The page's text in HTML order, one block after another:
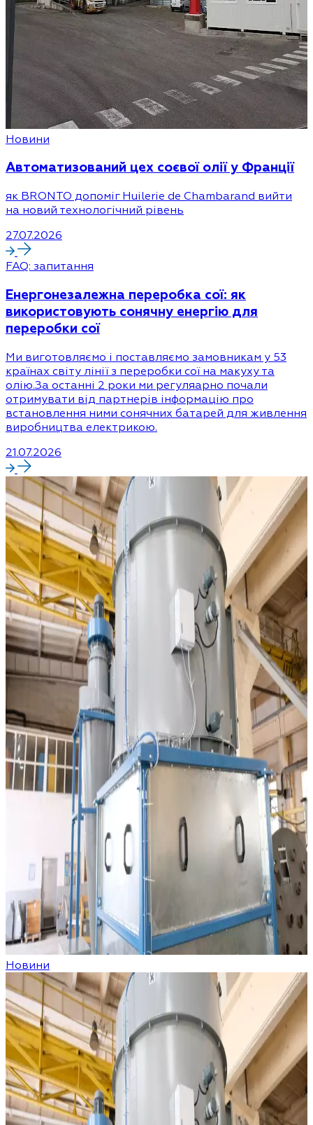
Новини
Автоматизований цех соєвої олії у Франції
як BRONTO допоміг Huilerie de Chambarand вийти
на новий технологічний рівень
27.07.2026
FAQ: запитання
Енергонезалежна переробка сої: як
використовують сонячну енергію для
переробки сої
Ми виготовляємо і поставляємо замовникам у 53
країнах світу лінії з переробки сої на макуху та
олію.За останні 2 роки ми регуляарно почали
отримувати від партнерів інформацію про
встановлення ними сонячних батарей для живлення
виробництва електрикою.
21.07.2026
Новини